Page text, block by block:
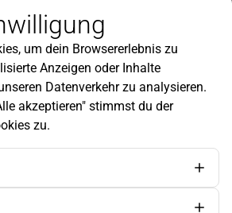
Gartentipps und mehr findest du in
um dein Browsererlebnis zu
Anzeigen oder Inhalte
Datenverkehr zu analysieren.
akzeptieren" stimmst du der
zu.